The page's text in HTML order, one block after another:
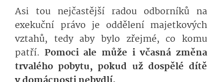
Asi tou nejčastější radou odborníků na
exekuční právo je oddělení majetkových
vztahů, tedy aby bylo zřejmé, co komu
patří. Pomoci ale může i včasná změna
trvalého pobytu, pokud už dospělé dítě